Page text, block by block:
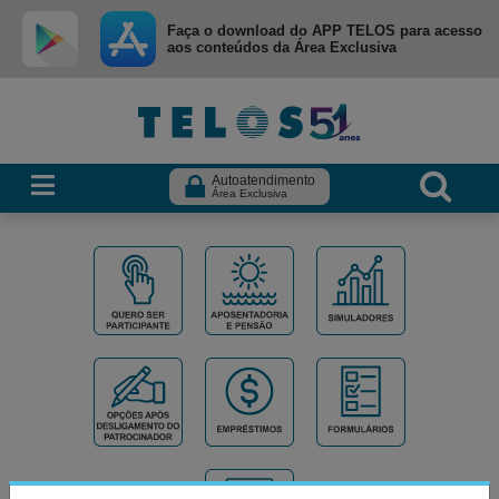
Ir para menu principal
Ir para conteúdo
Faça o download do APP TELOS para acesso
aos conteúdos da Área Exclusiva
Autoatendimento
Área Exclusiva